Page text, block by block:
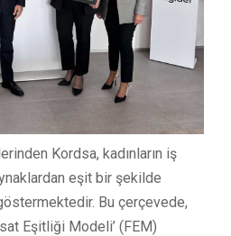
Kordsa, kadınların iş
eşit bir şekilde
Bu çerçevede,
Eşitliği Modeli’ (FEM)